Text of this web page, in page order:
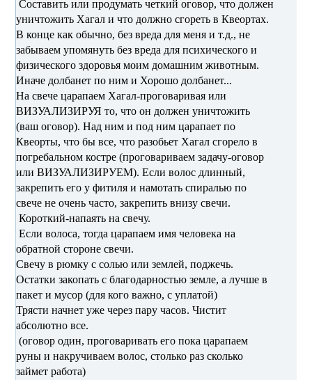
Составить или продумать четкий оговор, что должен
уничтожить Хагал и что должно сгореть в Квеортах.
В конце как обычно, без вреда для меня и т.д., не
забываем упомянуть без вреда для психического и
физического здоровья моим домашним животным.
Иначе долбанет по ним и Хорошо долбанет...
На свече царапаем Хагал-проговаривая или
ВИЗУАЛИЗИРУЯ то, что он должен уничтожить
(ваш оговор). Над ним и под ним царапает по
Квеорты, что бы все, что разобьет Хагал сгорело в
погребальном костре (проговариваем задачу-оговор
или ВИЗУАЛИЗИРУЕМ). Если волос длинный,
закрепить его у фитиля и намотать спиралью по
свече не очень часто, закрепить внизу свечи.
Короткий-напаять на свечу.
Если волоса, тогда царапаем имя человека на
обратной стороне свечи.
Свечу в рюмку с солью или землей, поджечь.
Остатки закопать с благодарностью земле, а лучше в
пакет и мусор (для кого важно, с уплатой)
Трясти начнет уже через пару часов. Чистит
абсолютно все.
(оговор один, проговаривать его пока царапаем
руны и накручиваем волос, столько раз сколько
займет работа)